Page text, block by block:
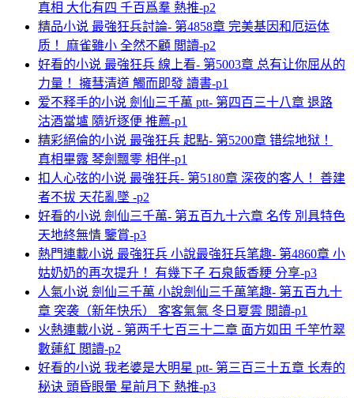
真相 大化有四 千百爲羣 熱推-p2
精品小说 最強狂兵討論- 第4858章 完美基因和厄运体
质！ 麻雀雖小 全然不顧 閲讀-p2
好看的小说 最強狂兵 線上看- 第5003章 总有让你屈从的
力量！ 擁彗清道 觸而即發 讀書-p1
爱不释手的小说 劍仙三千萬 ptt- 第四百三十八章 退路
沽酒當壚 隨近逐便 推薦-p1
精彩絕倫的小说 最強狂兵 起點- 第5200章 错综地狱！
真相畢露 琴劍飄零 相伴-p1
扣人心弦的小说 最強狂兵- 第5180章 深夜的客人！ 善建
者不拔 天花亂墜 -p2
好看的小说 劍仙三千萬- 第五百九十六章 名传 別具特色
天地終無情 鑒賞-p3
熱門連載小说 最強狂兵 小說最強狂兵笔趣- 第4860章 小
姑奶奶的再次提升！ 有幾下子 石泉飯香粳 分享-p3
人氣小说 劍仙三千萬 小說劍仙三千萬笔趣- 第五百九十
章 突袭（新年快乐） 客客氣氣 冬日夏雲 閲讀-p1
火熱連載小说 - 第两千七百三十二章 面方如田 千竿竹翠
數蓮紅 閲讀-p2
好看的小说 我老婆是大明星 ptt- 第三百三十五章 长寿的
秘诀 頭昏眼暈 星前月下 熱推-p3